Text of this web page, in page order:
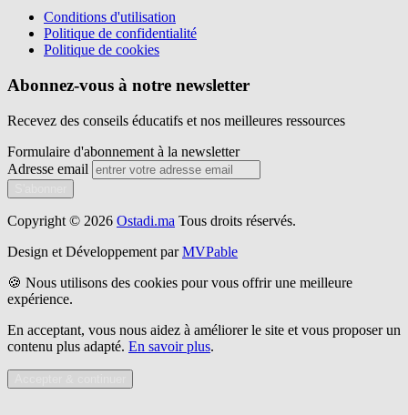
Conditions d'utilisation
Politique de confidentialité
Politique de cookies
Abonnez-vous à notre newsletter
Recevez des conseils éducatifs et nos meilleures ressources
Formulaire d'abonnement à la newsletter
Adresse email
Copyright © 2026 Ostadi.ma Tous droits réservés.
Design et Développement par MVPable
🍪 Nous utilisons des cookies pour vous offrir une meilleure
expérience.
En acceptant, vous nous aidez à améliorer le site et vous proposer un
contenu plus adapté. En savoir plus.